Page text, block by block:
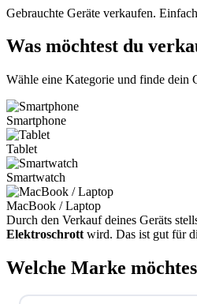
Gebrauchte Geräte verkaufen.
Was möchtest du
Wähle eine Kategorie und finde dein
Smartphone
Tablet
Smartwatch
MacBook / Laptop
Durch den Verkauf deines Geräts
Elektroschrott wird. Das ist gut für
Welche Marke